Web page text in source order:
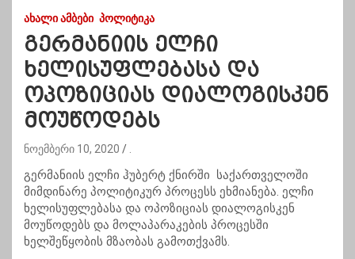
ᲐᲮᲐᲚᲘ ᲐᲛᲑᲔᲑᲘ ᲞᲝᲚᲘᲢᲘᲙᲐ
გერმანიის ელჩი
ხელისუფლებასა და
ოპოზიციას დიალოგისკენ
მოუწოდებს
ნოემბერი 10, 2020
გერმანიის ელჩი ჰუბერტ ქნირში საქართველოში
მიმდინარე პოლიტიკურ პროცესს ეხმიანება. ელჩი
ხელისუფლებასა და ოპოზიციას დიალოგისკენ
მოუწოდებს და მოლაპარაკების პროცესში
ხელშეწყობის მზაობას გამოთქვამს.